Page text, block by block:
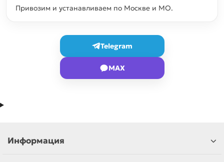
Привозим и устанавливаем по Москве и МО.
Telegram
MAX
Информация